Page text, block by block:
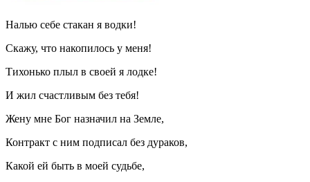
Налью себе стакан я водки!
Скажу, что накопилось у меня!
Тихонько плыл в своей я лодке!
И жил счастливым без тебя!
Жену мне Бог назначил на Земле,
Контракт с ним подписал без дураков,
Какой ей быть в моей судьбе,